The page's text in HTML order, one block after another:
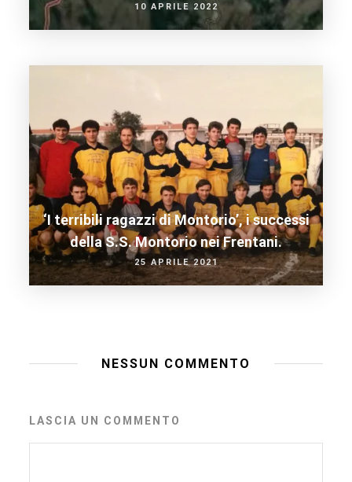
10 APRILE 2022
‘I terribili ragazzi di Montorio’, i successi
della S.S. Montorio nei Frentani.
25 APRILE 2021
NESSUN COMMENTO
LASCIA UN COMMENTO